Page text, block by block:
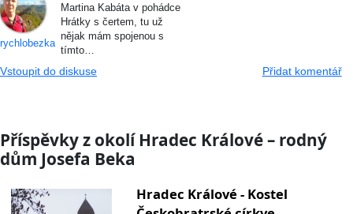
rychlobezka
Martina Kabáta v pohádce
Hrátky s čertem, tu už
nějak mám spojenou s
tímto…
Vstoupit do diskuse Přidat komentář
Příspěvky z okolí Hradec Králové – rodný
dům Josefa Beka
Hradec Králové - Kostel